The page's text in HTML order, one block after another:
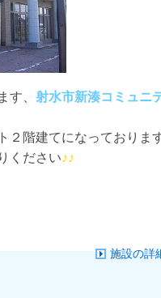
す、 射水市新湊コミュニ
階建てになっております
ください♪♪
施設の詳